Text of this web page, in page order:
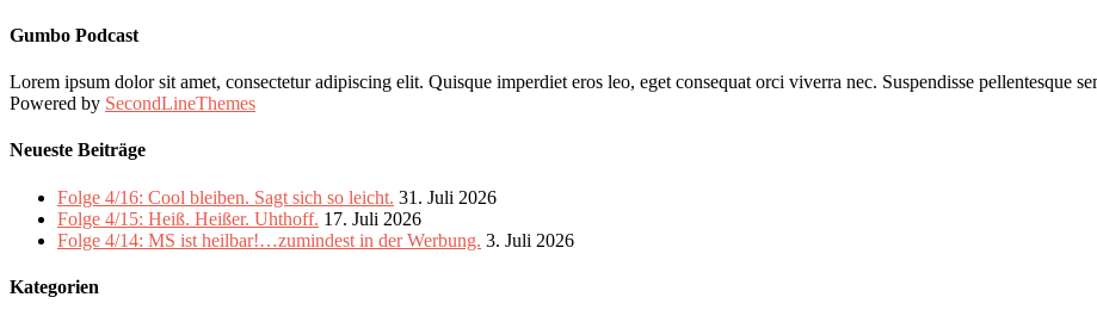
Gumbo Podcast
Lorem ipsum dolor sit amet, consectetur adipiscing elit. Quisque imperdiet eros leo, eget consequat orci viverra nec. Suspendisse pellentesque
Powered by SecondLineThemes
Neueste Beiträge
Folge 4/16: Cool bleiben. Sagt sich so leicht. 31. Juli 2026
Folge 4/15: Heiß. Heißer. Uhthoff. 17. Juli 2026
Folge 4/14: MS ist heilbar!…zumindest in der Werbung. 3. Juli 2026
Kategorien